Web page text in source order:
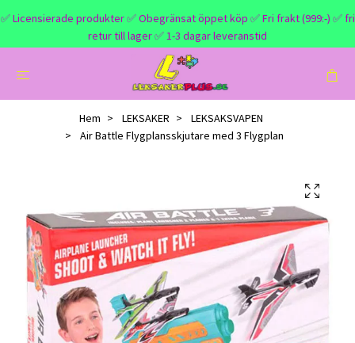
✅ Licensierade produkter ✅ Obegränsat öppet köp ✅ Fri frakt (999:-) ✅ fri
retur till lager ✅ 1-3 dagar leveranstid
Hem LEKSAKER
LEKSAKSVAPEN
Air Battle Flygplansskjutare med 3 Flygplan